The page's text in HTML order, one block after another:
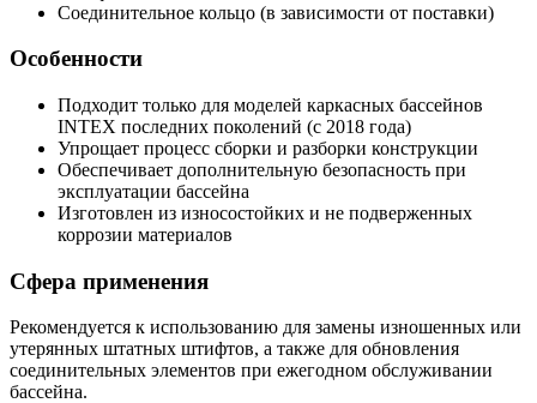
Соединительное кольцо (в зависимости от поставки)
Особенности
Подходит только для моделей каркасных бассейнов
INTEX последних поколений (с 2018 года)
Упрощает процесс сборки и разборки конструкции
Обеспечивает дополнительную безопасность при
эксплуатации бассейна
Изготовлен из износостойких и не подверженных
коррозии материалов
Сфера применения
Рекомендуется к использованию для замены изношенных или
утерянных штатных штифтов, а также для обновления
соединительных элементов при ежегодном обслуживании
бассейна.